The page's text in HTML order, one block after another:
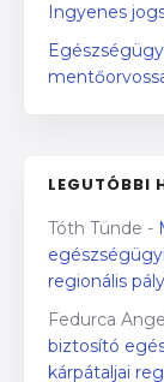
Ingyenes
LEGUTÓBBI
Tóth Tünde -
regionális
Fedurca
biztosító
kárpátaljai